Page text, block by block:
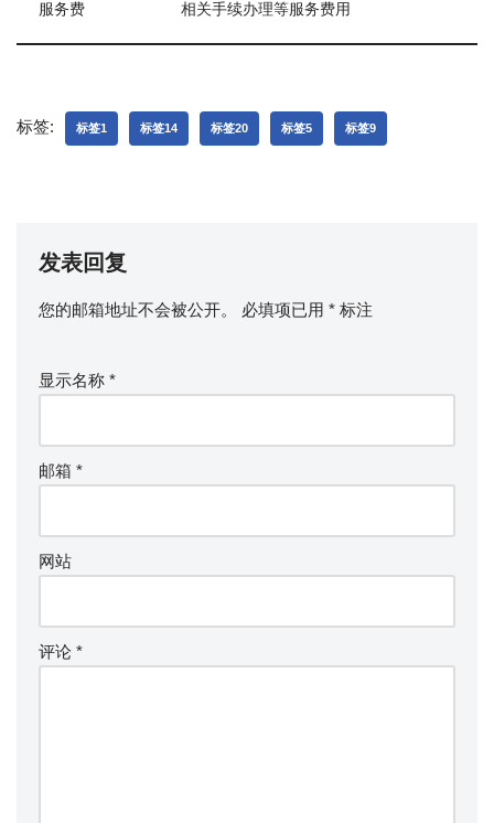
服务费 相关手续办理等服务费用
标签: 标签1 标签14 标签20 标签5 标签9
发表回复
您的邮箱地址不会被公开。 必填项已用 * 标注
显示名称 *
邮箱 *
网站
评论 *